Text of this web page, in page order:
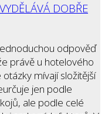
DOBŘE
odpověď
právě u hotelového
mívají složitější
jen podle
ale podle celé